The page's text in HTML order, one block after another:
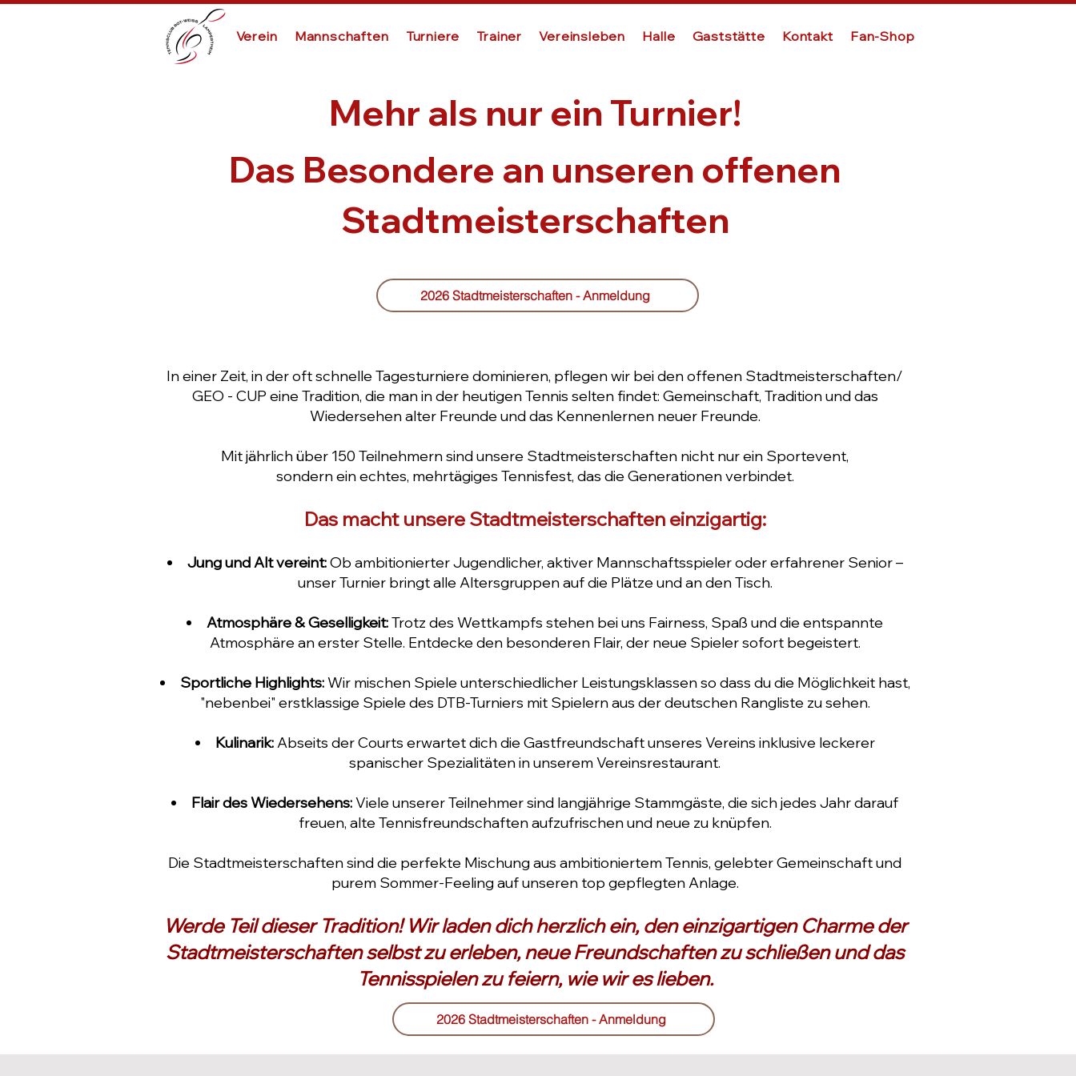
Verein Mannschaften Turniere Trainer Vereinsleben Halle Gaststätte Kontakt Fan-Shop
Mehr als nur ein Turnier!
Das Besondere an unseren offenen
Stadtmeisterschaften
In einer Zeit, in der oft schnelle Tagesturniere dominieren, pflegen wir bei den offenen Stadtmeisterschaften/
GEO - CUP eine Tradition, die man in der heutigen Tennis selten findet: Gemeinschaft, Tradition und das
Wiedersehen alter Freunde und das Kennenlernen neuer Freunde.
Mit jährlich über 150 Teilnehmern sind unsere Stadtmeisterschaften nicht nur ein Sportevent,
sondern ein echtes, mehrtägiges Tennisfest, das die Generationen verbindet.
Das macht unsere Stadtmeisterschaften einzigartig:
Jung und Alt vereint:Ob ambitionierter Jugendlicher, aktiver Mannschaftsspieler oder erfahrener Senior –
unser Turnier bringt alle Altersgruppen auf die Plätze und an den Tisch.
Atmosphäre & Geselligkeit:Trotz des Wettkampfs stehen bei uns Fairness, Spaß und die entspannte
Atmosphäre an erster Stelle. Entdecke den besonderen Flair, der neue Spieler sofort begeistert.
Sportliche Highlights:Wir mischen Spiele unterschiedlicher Leistungsklassen so dass du die Möglichkeit hast,
"nebenbei" erstklassige Spiele des DTB-Turniers mit Spielern aus der deutschen Rangliste ​zu sehen.
Kulinarik:Abseits der Courts erwartet dich die Gastfreundschaft unseres Vereins inklusive leckerer
spanischer Spezialitäten in unserem Vereinsrestaurant.
Flair des Wiedersehens:Viele unserer Teilnehmer sind langjährige Stammgäste, die sich jedes Jahr darauf
freuen, alte Tennisfreundschaften aufzufrischen und neue zu knüpfen.
Die Stadtmeisterschaften sind die perfekte Mischung aus ambitioniertem Tennis, gelebter Gemeinschaft und
purem Sommer-Feeling auf unseren top gepflegten Anlage.
Werde Teil dieser Tradition! Wir laden dich herzlich ein, den einzigartigen Charme der
Stadtmeisterschaften selbst zu erleben, neue Freundschaften zu schließen und das
Tennisspielen zu feiern, wie wir es lieben.
2026 Stadtmeisterschaften - Anmeldung
2026 Stadtmeisterschaften - Anmeldung